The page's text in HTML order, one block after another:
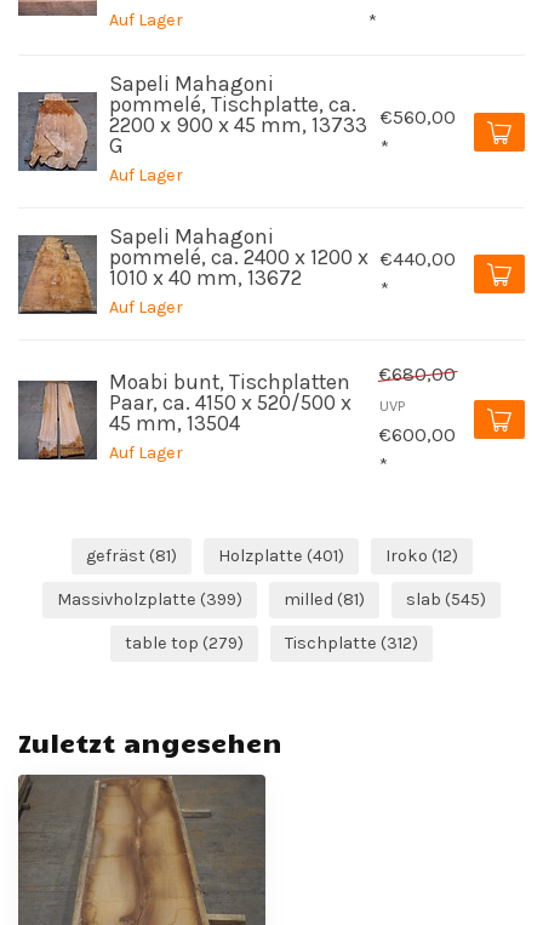
Auf Lager
*
Sapeli Mahagoni
pommelé, Tischplatte, ca.
2200 x 900 x 45 mm, 13733
G
Auf Lager
€560,00
*
Sapeli Mahagoni
pommelé, ca. 2400 x 1200 x
1010 x 40 mm, 13672
Auf Lager
€440,00
*
Moabi bunt, Tischplatten
Paar, ca. 4150 x 520/500 x
45 mm, 13504
Auf Lager
€680,00
UVP
€600,00
*
gefräst (81) Holzplatte (401) Iroko (12)
Massivholzplatte (399) milled (81) slab (545)
table top (279) Tischplatte (312)
Zuletzt angesehen